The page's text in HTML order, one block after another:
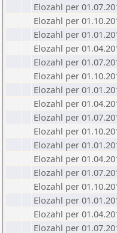
Elozahl per
Elozahl per
Elozahl per
Elozahl per
Elozahl per
Elozahl per
Elozahl per
Elozahl per
Elozahl per
Elozahl per
Elozahl per
Elozahl per
Elozahl per
Elozahl per
Elozahl per
Elozahl per
Elozahl per